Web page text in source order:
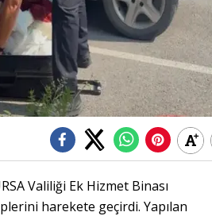
Valiliği Ek Hizmet Binası
harekete geçirdi. Yapılan